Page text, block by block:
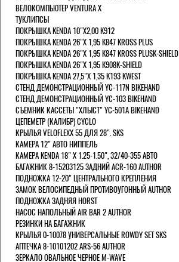
ВЕЛОКОМПЬЮТЕР VENTURA Х
ТУКЛИПСЫ
ПОКРЫШКА KENDA 10"Х2,00 K912
ПОКРЫШКА KENDA 26"Х 1,95 K847 KROSS PLUS
ПОКРЫШКА KENDA 26"Х 1,95 K847 KROSS PLUSK-SHIELD
ПОКРЫШКА KENDA 26"Х 1,95 K908K-SHIELD
ПОКРЫШКА KENDA 27,5"Х 1,35 K193 KWEST
СТЕНД ДЕМОНСТРАЦИОННЫЙ YC-117N BIKEHAND
СТЕНД ДЕМОНСТРАЦИОННЫЙ YC-103 BIKEHAND
СЪЕМНИК КАССЕТЫ "ХЛЫСТ" YC-501A BIKEHAND
ЦЕПЕМЕТР (КАЛИБР) CYCLO
КРЫЛЬЯ VELOFLEXX 55 ДЛЯ 28". SKS
КАМЕРА 12" АВТО НИППЕЛЬ
КАМЕРА KENDA 18" Х 1.25-1.50", 32/40-355 АВТО
БАГАЖНИК 8-15203125 ЗАДНИЙ ACR-160 AUTHOR
ПОДНОЖКА 12-20" ЦЕНТРАЛЬНОГО КРЕПЛЕНИЯ
ЗАМОК ВЕЛОСИПЕДНЫЙ ПРОТИВОУГОННЫЙ AUTHOR
ПОДНОЖКА ЗАДНЯЯ HORST
НАСОС НАПОЛЬНЫЙ AIR BAR 2 AUTHOR
РЕЗИНКИ НА БАГАЖНИК
КРЫЛЬЯ 0-10078 УНИВЕРСАЛЬНЫЕ ROWDY SET SKS
АПТЕЧКА 8-10101202 ARS-56 AUTHOR
ЗЕРКАЛО ОВАЛЬНОЕ ЧЕРНОЕ M-WAVE